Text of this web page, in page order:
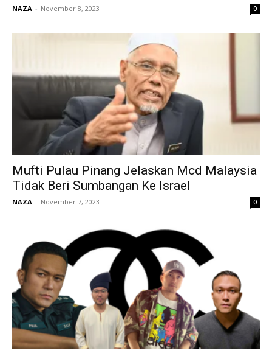
NAZA - November 8, 2023 0
Mufti Pulau Pinang Jelaskan Mcd Malaysia
Tidak Beri Sumbangan Ke Israel
NAZA - November 7, 2023 0